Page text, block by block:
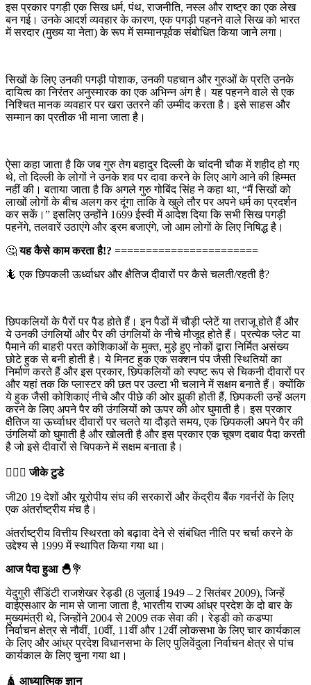
इस प्रकार पगड़ी एक सिख धर्म, पंथ, राजनीति, नस्ल और राष्ट्र का एक लेख
बन गई। उनके आदर्श व्यवहार के कारण, एक पगड़ी पहनने वाले सिख को भारत
में सरदार (मुख्य या नेता) के रूप में सम्मानपूर्वक संबोधित किया जाने लगा।
सिखों के लिए उनकी पगड़ी पोशाक, उनकी पहचान और गुरुओं के प्रति उनके
दायित्व का निरंतर अनुस्मारक का एक अभिन्न अंग है। यह पहनने वाले से एक
निश्चित मानक व्यवहार पर खरा उतरने की उम्मीद करता है। इसे साहस और
सम्मान का प्रतीक भी माना जाता है।
ऐसा कहा जाता है कि जब गुरु तेग बहादुर दिल्ली के चांदनी चौक में शहीद हो गए
थे, तो दिल्ली के लोगों ने उनके शव पर दावा करने के लिए आगे आने की हिम्मत
नहीं की। बताया जाता है कि अगले गुरु गोबिंद सिंह ने कहा था, “मैं सिखों को
लाखों लोगों के बीच अलग कर दूंगा ताकि वे खुले तौर पर अपने धर्म का प्रदर्शन
कर सकें।” इसलिए उन्होंने 1699 ईस्वी में आदेश दिया कि सभी सिख पगड़ी
पहनेंगे, तलवारें उठाएंगे और ड्रम बजाएंगे, जो आम लोगों के लिए निषिद्ध है।
🤔यह कैसे काम करता है!? =======================
🦎 एक छिपकली ऊर्ध्वाधर और क्षैतिज दीवारों पर कैसे चलती/रहती है?
छिपकलियों के पैरों पर पैड होते हैं। इन पैडों में चौड़ी प्लेटें या तराजू होते हैं और
ये उनकी उंगलियों और पैर की उंगलियों के नीचे मौजूद होते हैं। प्रत्येक प्लेट या
पैमाने की बाहरी परत कोशिकाओं के मुक्त, मुड़े हुए नोकों द्वारा निर्मित असंख्य
छोटे हुक से बनी होती है। ये मिनट हुक एक सक्शन पंप जैसी स्थितियों का
निर्माण करते हैं और इस प्रकार, छिपकलियों को स्पष्ट रूप से चिकनी दीवारों पर
और यहां तक कि प्लास्टर की छत पर उल्टा भी चलाने में सक्षम बनाते हैं। क्योंकि
ये हुक जैसी कोशिकाएं नीचे और पीछे की ओर झुकी होती हैं, छिपकली उन्हें अलग
करने के लिए अपने पैर की उंगलियों को ऊपर की ओर घुमाती है। इस प्रकार
क्षैतिज या ऊर्ध्वाधर दीवारों पर चलते या दौड़ते समय, एक छिपकली अपने पैर की
उंगलियों को घुमाती है और खोलती है और इस प्रकार एक चूषण दबाव पैदा करती
है जो इसे दीवारों से चिपकने में सक्षम बनाता है।
💁🏻‍♂‍जीके टुडे
जी20 19 देशों और यूरोपीय संघ की सरकारों और केंद्रीय बैंक गवर्नरों के लिए
एक अंतर्राष्ट्रीय मंच है।
अंतर्राष्ट्रीय वित्तीय स्थिरता को बढ़ावा देने से संबंधित नीति पर चर्चा करने के
उद्देश्य से 1999 में स्थापित किया गया था।
आज पैदा हुआ 🐣💐
येदुगुरी सैंडिंटी राजशेखर रेड्डी (8 जुलाई 1949 – 2 सितंबर 2009), जिन्हें
वाईएसआर के नाम से जाना जाता है, भारतीय राज्य आंध्र प्रदेश के दो बार के
मुख्यमंत्री थे, जिन्होंने 2004 से 2009 तक सेवा की। रेड्डी को कडप्पा
निर्वाचन क्षेत्र से नौवीं, 10वीं, 11वीं और 12वीं लोकसभा के लिए चार कार्यकाल
के लिए और आंध्र प्रदेश विधानसभा के लिए पुलिवेंदुला निर्वाचन क्षेत्र से पांच
कार्यकाल के लिए चुना गया था।
🛕 आध्यात्मिक ज्ञान